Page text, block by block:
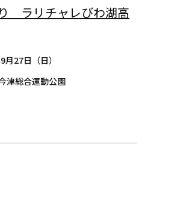
ラリチャレびわ湖高
月27日（日）
津総合運動公園